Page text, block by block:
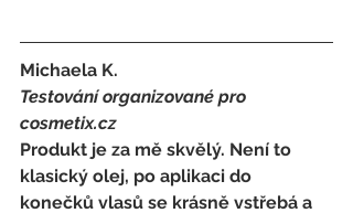
Michaela K.
Testování organizované pro
cosmetix.cz
Produkt je za mě skvělý. Není to
klasický olej, po aplikaci do
konečků vlasů se krásně vstřebá a